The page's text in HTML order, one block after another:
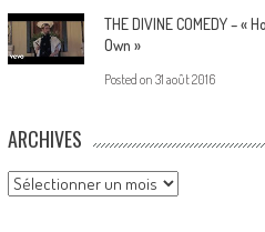
THE DIVINE COMEDY – «
Own »
Posted on 31 août 2016
ARCHIVES
Archives